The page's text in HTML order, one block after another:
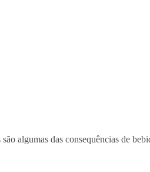
algumas das consequências de